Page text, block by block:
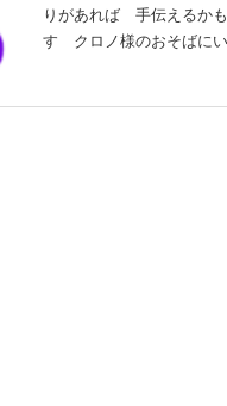
りがあれば 手伝えるか
す クロノ様のおそばに